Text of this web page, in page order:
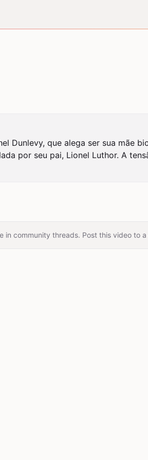
Dunlevy, que alega ser sua mãe
por seu pai, Lionel Luthor. A
in community threads. Post this video to